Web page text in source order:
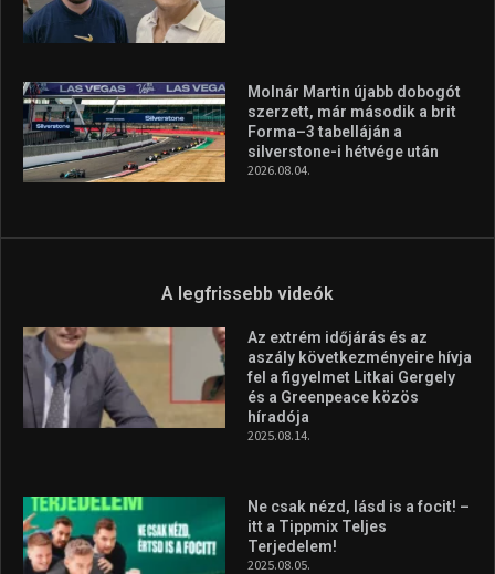
Molnár Martin újabb dobogót
szerzett, már második a brit
Forma–3 tabelláján a
silverstone-i hétvége után
2026.08.04.
A legfrissebb videók
Az extrém időjárás és az
aszály következményeire hívja
fel a figyelmet Litkai Gergely
és a Greenpeace közös
híradója
2025.08.14.
Ne csak nézd, lásd is a focit! –
itt a Tippmix Teljes
Terjedelem!
2025.08.05.